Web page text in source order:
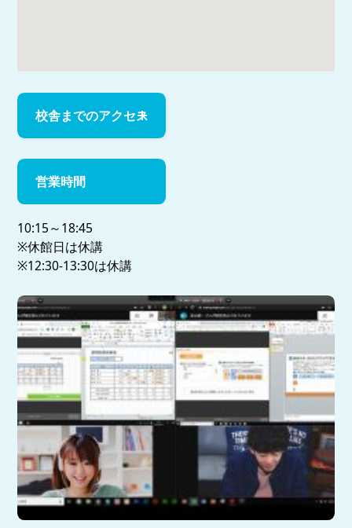
校舎までのアクセス
営業時間
10:15～18:45
※休館日は休講
※12:30-13:30は休講